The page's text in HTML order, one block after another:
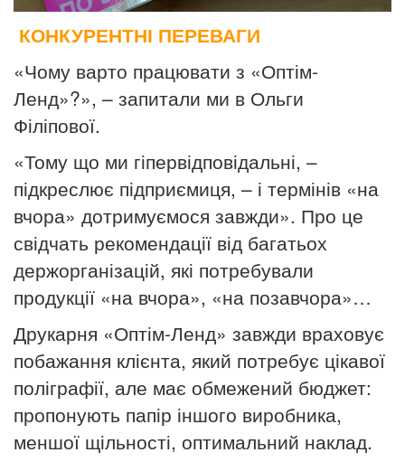
КОНКУРЕНТНІ ПЕРЕВАГИ
«Чому варто працювати з «Оптім-
Ленд»?», – запитали ми в Ольги
Філіпової.
«Тому що ми гіпервідповідальні, –
підкреслює підприємиця, – і термінів «на
вчора» дотримуємося завжди». Про це
свідчать рекомендації від багатьох
держорганізацій, які потребували
продукції «на вчора», «на позавчора»…
Друкарня «Оптім-Ленд» завжди враховує
побажання клієнта, який потребує цікавої
поліграфії, але має обмежений бюджет:
пропонують папір іншого виробника,
меншої щільності, оптимальний наклад.